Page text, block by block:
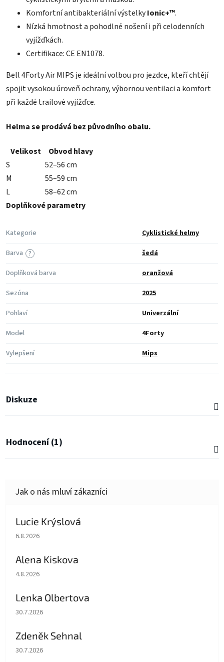
Komfortní antibakteriální výstelkyIonic+™.
Nízká hmotnost a pohodlné nošení i při celodenních
vyjížďkách.
Certifikace: CE EN1078.
Bell 4Forty Air MIPS je ideální volbou pro jezdce, kteří chtějí
spojit vysokou úroveň ochrany, výbornou ventilaci a komfort
při každé trailové vyjížďce.
Helma se prodává bez původního obalu.
Velikost
Obvod hlavy
S
52–56 cm
M
55–59 cm
L
58–62 cm
Doplňkové parametry
Kategorie Cyklistické helmy
?
Barva
šedá
Doplňková barva
oranžová
Sezóna
2025
Pohlaví
Univerzální
Model
4Forty
Vylepšení
Mips
Diskuze
Hodnocení (1)
Lucie Krýslová
Hodnocení obchodu je 5 z 5 hvězdiček.
6.8.2026
Alena Kiskova
Hodnocení obchodu je 5 z 5 hvězdiček.
4.8.2026
Lenka Olbertova
Hodnocení obchodu je 5 z 5 hvězdiček.
30.7.2026
Zdeněk Sehnal
Hodnocení obchodu je 5 z 5 hvězdiček.
30.7.2026